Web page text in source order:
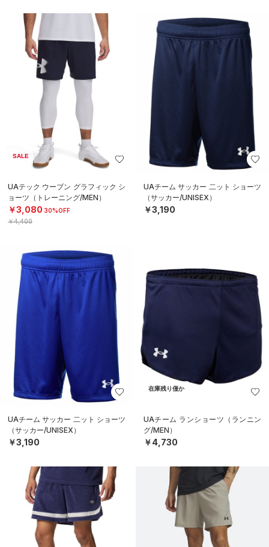
SALE
UAテック ウーブン グラフィック シ
ョーツ（トレーニング/MEN）
￥3,080 30%OFF
￥4,400
UAチーム サッカー 二ット ショーツ
（サッカー/UNISEX）
￥3,190
UAチーム サッカー 二ット ショーツ
（サッカー/UNISEX）
￥3,190
在庫残り僅か
UAチーム ランショーツ（ランニン
グ/MEN）
￥4,730